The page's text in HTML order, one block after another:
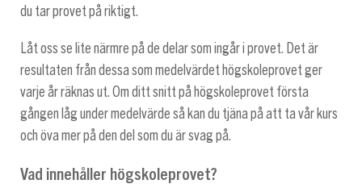
du tar provet på riktigt.
Låt oss se lite närmre på de delar som ingår i provet. Det är
resultaten från dessa som medelvärdet högskoleprovet ger
varje år räknas ut. Om ditt snitt på högskoleprovet första
gången låg under medelvärde så kan du tjäna på att ta vår kurs
och öva mer på den del som du är svag på.
Vad innehåller högskoleprovet?